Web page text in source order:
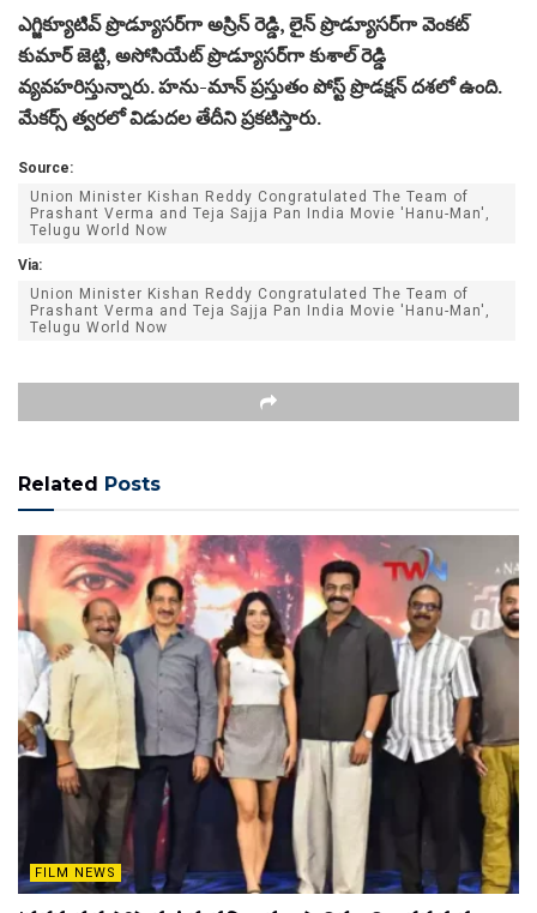
ఎగ్జిక్యూటివ్ ప్రొడ్యూసర్‌గా అస్రిన్ రెడ్డి, లైన్ ప్రొడ్యూసర్‌గా వెంకట్
కుమార్ జెట్టి, అసోసియేట్ ప్రొడ్యూసర్‌గా కుశాల్ రెడ్డి
వ్యవహరిస్తున్నారు. హను-మాన్ ప్రస్తుతం పోస్ట్ ప్రొడక్షన్ దశలో ఉంది.
మేకర్స్ త్వరలో విడుదల తేదీని ప్రకటిస్తారు.
Source:
Union Minister Kishan Reddy Congratulated The Team of
Prashant Verma and Teja Sajja Pan India Movie 'Hanu-Man',
Telugu World Now
Via:
Union Minister Kishan Reddy Congratulated The Team of
Prashant Verma and Teja Sajja Pan India Movie 'Hanu-Man',
Telugu World Now
Related Posts
FILM NEWS